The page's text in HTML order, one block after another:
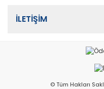
İLETİŞİM
© Tüm Hakları